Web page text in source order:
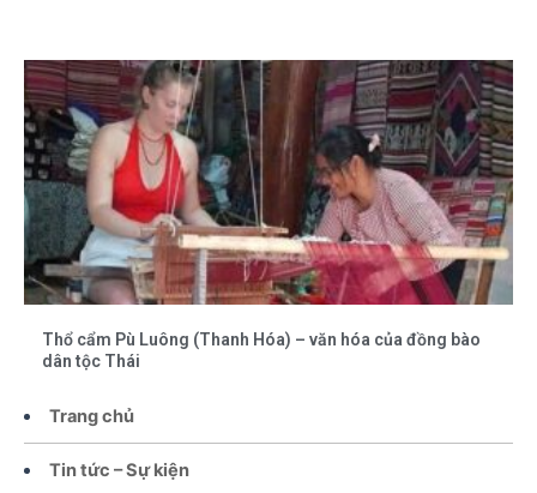
Trang chủ
Tin tức – Sự kiện
Thổ cẩm Pù Luông (Thanh Hóa) – văn hóa của đồng bào
dân tộc Thái